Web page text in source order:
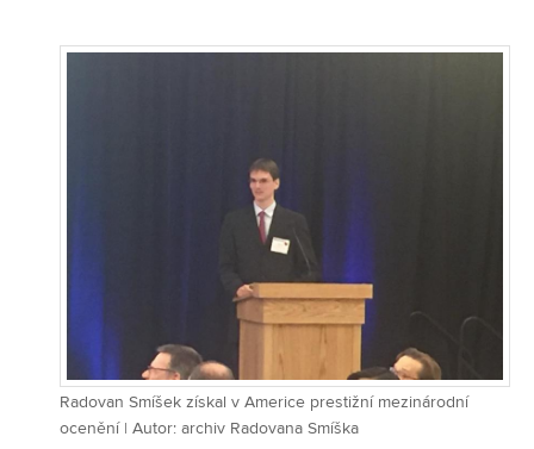
Radovan Smíšek získal v Americe prestižní mezinárodní
ocenění | Autor: archiv Radovana Smíška